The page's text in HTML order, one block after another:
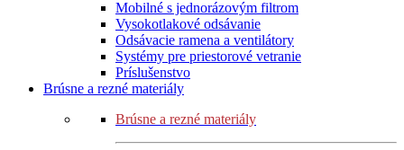
Mobilné s jednorázovým filtrom
Vysokotlakové odsávanie
Odsávacie ramena a ventilátory
Systémy pre priestorové vetranie
Príslušenstvo
Brúsne a rezné materiály
Brúsne a rezné materiály